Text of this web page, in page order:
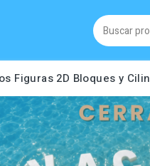
Figuras 2D Bloques y